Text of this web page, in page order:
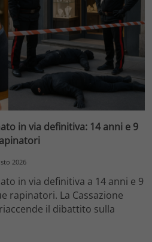
in via definitiva: 14 anni e 9
2026
in via definitiva a 14 anni e 9
rapinatori. La Cassazione
il dibattito sulla